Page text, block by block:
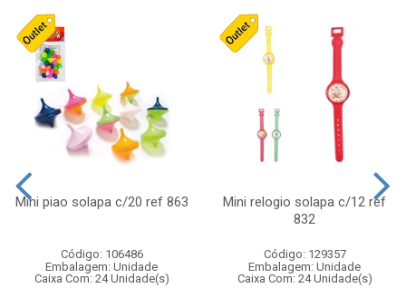
Mini piao solapa c/20 ref 863
Código: 106486
Embalagem: Unidade
Caixa Com: 24 Unidade(s)
Mini relogio solapa c/12 ref
832
Código: 129357
Embalagem: Unidade
Caixa Com: 24 Unidade(s)